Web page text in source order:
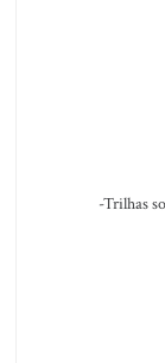
-Trilhas